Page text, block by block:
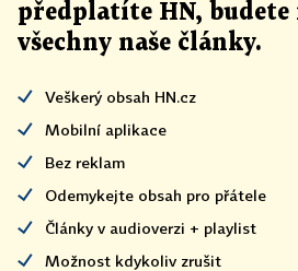
předplatíte HN, budete
všechny naše články.
Veškerý obsah HN.cz
Mobilní aplikace
Bez reklam
Odemykejte obsah pro přátele
Články v audioverzi + playlist
Možnost kdykoliv zrušit